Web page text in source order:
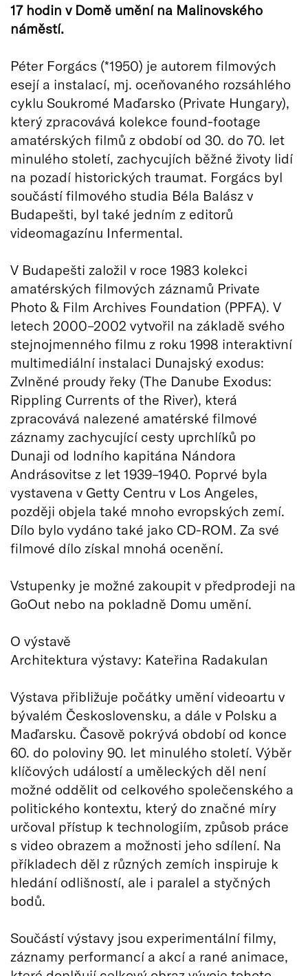
17 hodin v Domě umění na Malinovského
náměstí.
Péter Forgács (*1950) je autorem filmových
esejí a instalací, mj. oceňovaného rozsáhlého
cyklu Soukromé Maďarsko (Private Hungary),
který zpracovává kolekce found-footage
amatérských filmů z období od 30. do 70. let
minulého století, zachycujích běžné životy lidí
na pozadí historických traumat. Forgács byl
součástí filmového studia Béla Balász v
Budapešti, byl také jedním z editorů
videomagazínu Infermental.
V Budapešti založil v roce 1983 kolekci
amatérských filmových záznamů Private
Photo & Film Archives Foundation (PPFA). V
letech 2000–2002 vytvořil na základě svého
stejnojmenného filmu z roku 1998 interaktivní
multimediální instalaci Dunajský exodus:
Zvlněné proudy řeky (The Danube Exodus:
Rippling Currents of the River), která
zpracovává nalezené amatérské filmové
záznamy zachycující cesty uprchlíků po
Dunaji od lodního kapitána Nándora
Andrásovitse z let 1939–1940. Poprvé byla
vystavena v Getty Centru v Los Angeles,
později objela také mnoho evropských zemí.
Dílo bylo vydáno také jako CD-ROM. Za své
filmové dílo získal mnohá ocenění.
Vstupenky je možné zakoupit v předprodeji na
GoOut nebo na pokladně Domu umění.
O výstavě
Architektura výstavy: Kateřina Radakulan
Výstava přibližuje počátky umění videoartu v
bývalém Československu, a dále v Polsku a
Maďarsku. Časově pokrývá období od konce
60. do poloviny 90. let minulého století. Výběr
klíčových událostí a uměleckých děl není
možné oddělit od celkového společenského a
politického kontextu, který do značné míry
určoval přístup k technologiím, způsob práce
s video obrazem a možnosti jeho sdílení. Na
příkladech děl z různých zemích inspiruje k
hledání odlišností, ale i paralel a styčných
bodů.
Součástí výstavy jsou experimentální filmy,
záznamy performancí a akcí a rané animace,